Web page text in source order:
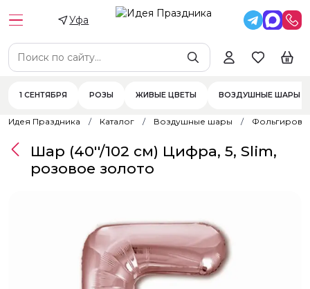
Уфа
1 СЕНТЯБРЯ РОЗЫ ЖИВЫЕ ЦВЕТЫ ВОЗДУШНЫЕ ШАРЫ
Идея Праздника Каталог Воздушные шары
Шар (40''/102 см) Цифра, 5, Slim,
розовое золото